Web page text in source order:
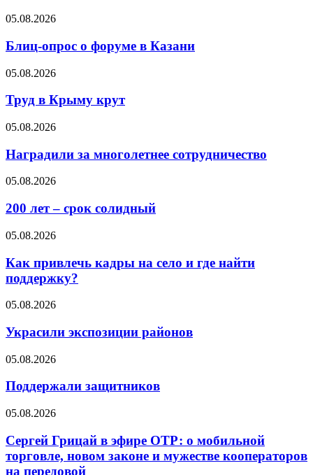
05.08.2026
Блиц-опрос о форуме в Казани
05.08.2026
Труд в Крыму крут
05.08.2026
Наградили за многолетнее сотрудничество
05.08.2026
200 лет – срок солидный
05.08.2026
Как привлечь кадры на село и где найти
поддержку?
05.08.2026
Украсили экспозиции районов
05.08.2026
Поддержали защитников
05.08.2026
Сергей Грицай в эфире ОТР: о мобильной
торговле, новом законе и мужестве кооператоров
на передовой